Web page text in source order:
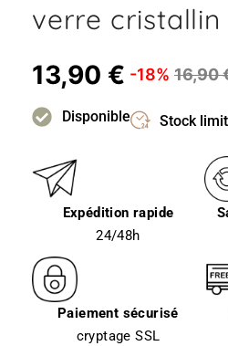
verre cristallin
13,90 € -18% 16,90
Disponible Stock
Expédition rapide
24/48h
Paiement sécurisé
cryptage SSL